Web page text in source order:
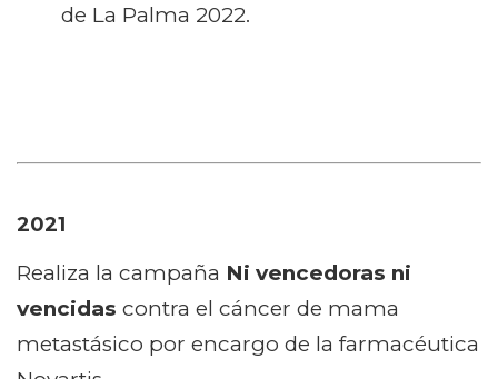
de La Palma 2022.
2021
Realiza la campaña Ni vencedoras ni
vencidas contra el cáncer de mama
metastásico por encargo de la farmacéutica